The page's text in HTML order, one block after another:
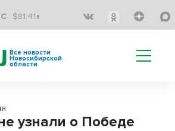
$81.41↑
Все новости
Новосибирской
области
узнали о Победе